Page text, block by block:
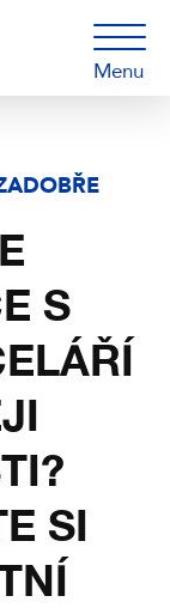
Menu
S
SI